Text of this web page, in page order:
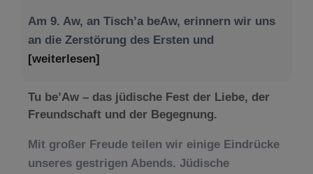
Am 9. Aw, an Tisch’a beAw, erinnern wir uns
an die Zerstörung des Ersten und
[weiterlesen]
Tu be’Aw – das jüdische Fest der Liebe, der
Freundschaft und der Begegnung.
Mit großer Freude teilen wir einige Eindrücke
unseres gestrigen Abends. Jüdische